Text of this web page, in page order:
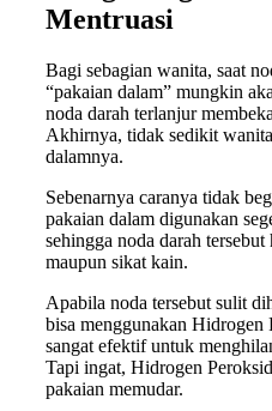
Mentruasi
Bagi sebagian wanita, saat
“pakaian dalam” mungkin
noda darah terlanjur
Akhirnya, tidak sedikit
dalamnya.
Sebenarnya caranya tidak
pakaian dalam digunakan
sehingga noda darah
maupun sikat kain.
Apabila noda tersebut sulit
bisa menggunakan Hidrogen
sangat efektif untuk
Tapi ingat, Hidrogen
pakaian memudar.